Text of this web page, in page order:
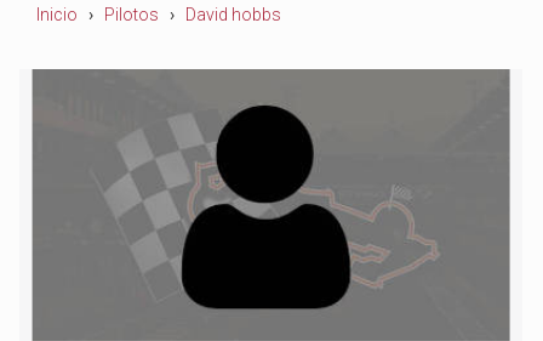
Inicio Pilotos David hobbs